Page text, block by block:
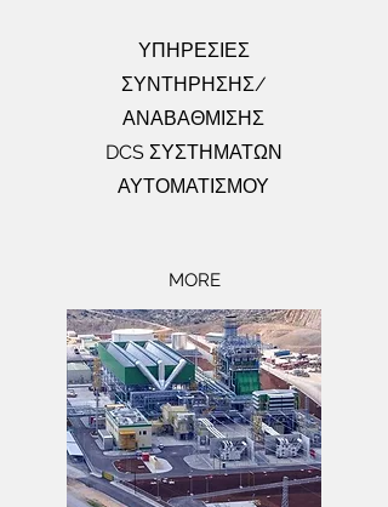
ΥΠΗΡΕΣΙΕΣ
ΣΥΝΤΗΡΗΣΗΣ/
ΑΝΑΒΑΘΜΙΣΗΣ
DCS ΣΥΣΤΗΜΑΤΩΝ
ΑΥΤΟΜΑΤΙΣΜΟΥ
MORE